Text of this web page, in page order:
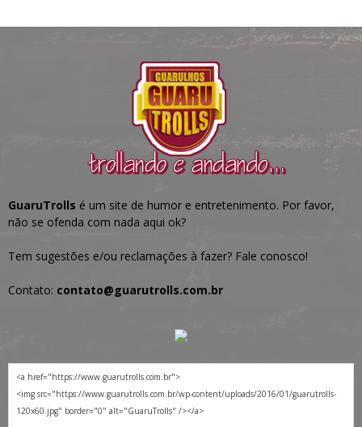
GuaruTrolls é um site de humor e entretenimento. Por favor,
não se ofenda com nada aqui ok?
Tem sugestões e/ou reclamações à fazer? Fale conosco!
Contato: contato@guarutrolls.com.br